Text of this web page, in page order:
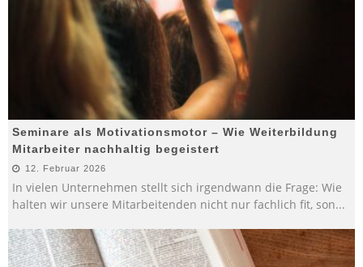
Seminare als Motivationsmotor – Wie Weiterbildung
Mitarbeiter nachhaltig begeistert
12. Februar 2026
In vielen Unternehmen stellt sich irgendwann die Frage: Wie
halten wir unsere Mitarbeitenden nicht nur fachlich fit, son...